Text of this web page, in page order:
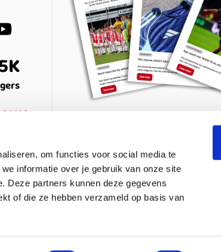
om functies voor social media te
informatie over je gebruik van onze site
Deze partners kunnen deze gegevens
of die ze hebben verzameld op basis van
Meld je